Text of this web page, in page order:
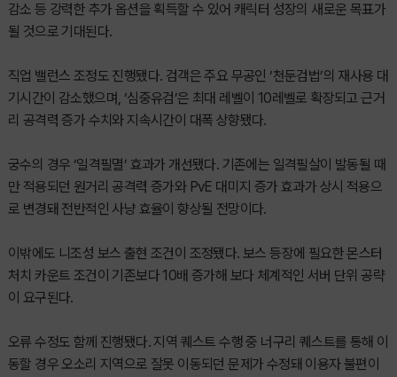
감소 등 강력한 추가 옵션을 획득할 수 있어 캐릭터 성장의 새로운 목표가
될 것으로 기대된다.
직업 밸런스 조정도 진행됐다. 검객은 주요 무공인 ‘천둔검법’의 재사용 대
기시간이 감소했으며, ‘심중유검’은 최대 레벨이 10레벨로 확장되고 근거
리 공격력 증가 수치와 지속시간이 대폭 상향됐다.
궁수의 경우 ‘일격필멸’ 효과가 개선됐다. 기존에는 일격필살이 발동될 때
만 적용되던 원거리 공격력 증가와 PvE 대미지 증가 효과가 상시 적용으
로 변경돼 전반적인 사냥 효율이 향상될 전망이다.
이밖에도 니조성 보스 출현 조건이 조정됐다. 보스 등장에 필요한 몬스터
처치 카운트 조건이 기존보다 10배 증가해 보다 체계적인 서버 단위 공략
이 요구된다.
오류 수정도 함께 진행됐다. 지역 퀘스트 수행 중 너구리 퀘스트를 통해 이
동할 경우 오소리 지역으로 잘못 이동되던 문제가 수정돼 이용자 불편이